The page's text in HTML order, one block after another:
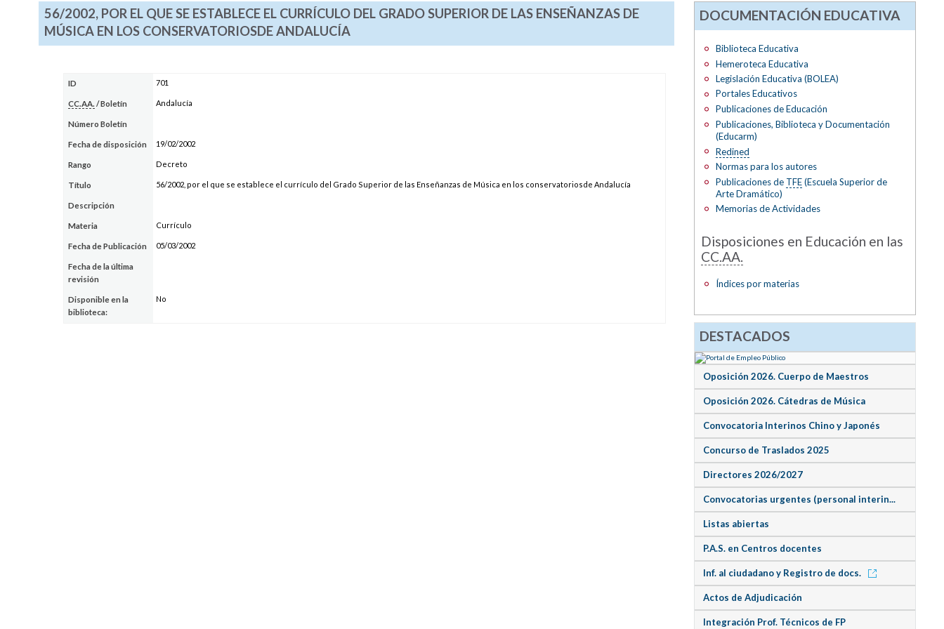
56/2002, POR EL QUE SE ESTABLECE EL CURRÍCULO DEL GRADO SUPERIOR DE LAS ENSEÑANZAS DE
MÚSICA EN LOS CONSERVATORIOSDE ANDALUCÍA
ID 701
CC.AA. / Boletín Andalucía
Número Boletín
Fecha de disposición 19/02/2002
Rango Decreto
Título 56/2002, por el que se establece el currículo del Grado Superior de las Enseñanzas de Música en los conservatoriosde Andalucía
Descripción
Materia Currículo
Fecha de Publicación 05/03/2002
Fecha de la última
revisión
Disponible en la
biblioteca:
No
DOCUMENTACIÓN EDUCATIVA
Biblioteca Educativa
Hemeroteca Educativa
Legislación Educativa (BOLEA)
Portales Educativos
Publicaciones de Educación
Publicaciones, Biblioteca y Documentación
(Educarm)
Redined
Normas para los autores
Publicaciones de TFE(Escuela Superior de
Arte Dramático)
Memorias de Actividades
Disposiciones en Educación en las
CC.AA.
Índices por materias
DESTACADOS
Oposición 2026. Cuerpo de Maestros
Oposición 2026. Cátedras de Música
Convocatoria Interinos Chino y Japonés
Concurso de Traslados 2025
Directores 2026/2027
Convocatorias urgentes (personal interin...
Listas abiertas
P.A.S. en Centros docentes
Inf. al ciudadano y Registro de docs.
Actos de Adjudicación
Integración Prof. Técnicos de FP